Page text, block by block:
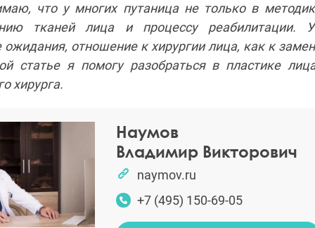
что у многих путаница не только в
тканей лица и процессу
отношение к хирургии лица, как к
статье я помогу разобраться в пластике
хирурга.
Наумов
Владимир Викторович
naymov.ru
+7 (495) 150-69-05